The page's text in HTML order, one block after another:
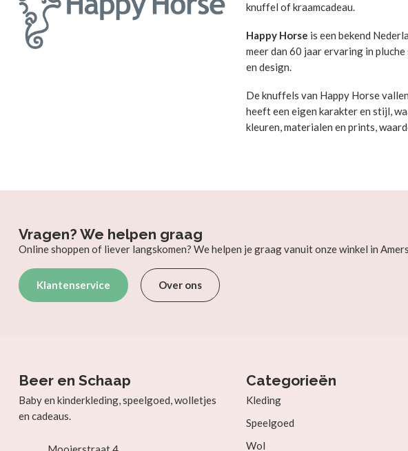
knuffel of kraamcadeau.
Happy Horse is een bekend
meer dan 60 jaar ervaring in
en design.
De knuffels van Happy Horse
heeft een eigen karakter en stijl,
kleuren, materialen en prints,
Vragen? We helpen graag
Online shoppen of liever langskomen? We helpen je graag vanuit onze winkel in
Klantenservice Over ons
Beer en Schaap
Baby en kinderkleding, speelgoed, wolletjes
en cadeaus.
Categorieën
Kleding
Speelgoed
Wol